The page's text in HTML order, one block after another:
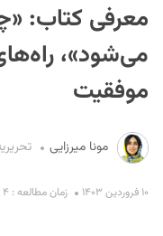
معرفی کتاب:
می‌شود»،
موفقیت
مونا میرزایی
۱۰ فروردین ۱۴۰۳ زمان مطالعه : ۴ دقیقه